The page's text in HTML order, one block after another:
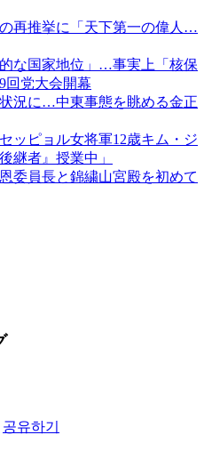
再推挙に「天下第一の偉人…
な国家地位」…事実上「核保
回党大会開幕
況に…中東事態を眺める金正
ッピョル女将軍12歳キム・ジ
継者』授業中」
委員長と錦繍山宮殿を初めて
공유하기